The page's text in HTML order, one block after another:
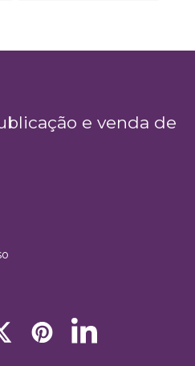
e venda de